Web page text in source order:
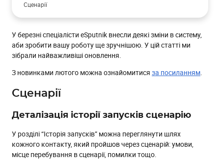
Сценарії
Деталізація історії запусків сценарію
Звіти
Параметр мобільного застосунку
Звіти
Динаміка зростання бази
Віджети
Зміна типу розміщення
У березні спеціалісти eSputnik внесли деякі зміни в систему,
аби зробити вашу роботу ще зручнішою. У цій статті ми
зібрали найважливіші оновлення.
З новинками лютого можна ознайомитися за посиланням.
Сценарії
Деталізація історії запусків сценарію
У розділі “Історія запусків” можна переглянути шлях
кожного контакту, який пройшов через сценарій: умови,
місце перебування в сценарії, помилки тощо.